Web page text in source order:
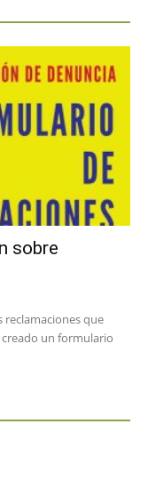
sobre
que
un formulario